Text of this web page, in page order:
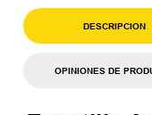
DESCRIPCION
OPINIONES DE